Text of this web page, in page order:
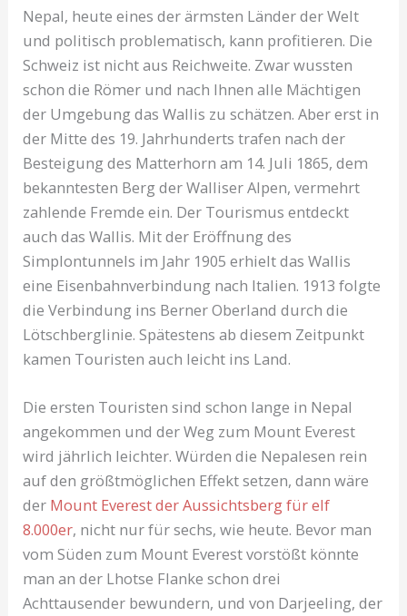
Nepal, heute eines der ärmsten Länder der Welt
und politisch problematisch, kann profitieren. Die
Schweiz ist nicht aus Reichweite. Zwar wussten
schon die Römer und nach Ihnen alle Mächtigen
der Umgebung das Wallis zu schätzen. Aber erst in
der Mitte des 19. Jahrhunderts trafen nach der
Besteigung des Matterhorn am 14. Juli 1865, dem
bekanntesten Berg der Walliser Alpen, vermehrt
zahlende Fremde ein. Der Tourismus entdeckt
auch das Wallis. Mit der Eröffnung des
Simplontunnels im Jahr 1905 erhielt das Wallis
eine Eisenbahnverbindung nach Italien. 1913 folgte
die Verbindung ins Berner Oberland durch die
Lötschberglinie. Spätestens ab diesem Zeitpunkt
kamen Touristen auch leicht ins Land.
Die ersten Touristen sind schon lange in Nepal
angekommen und der Weg zum Mount Everest
wird jährlich leichter. Würden die Nepalesen rein
auf den größtmöglichen Effekt setzen, dann wäre
der Mount Everest der Aussichtsberg für elf
8.000er, nicht nur für sechs, wie heute. Bevor man
vom Süden zum Mount Everest vorstößt könnte
man an der Lhotse Flanke schon drei
Achttausender bewundern, und von Darjeeling, der